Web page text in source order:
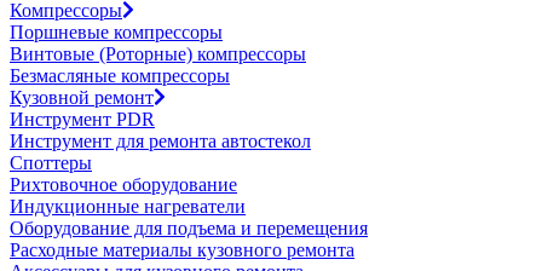
Компрессоры
Поршневые компрессоры
Винтовые (Роторные) компрессоры
Безмасляные компрессоры
Кузовной ремонт
Инструмент PDR
Инструмент для ремонта автостекол
Споттеры
Рихтовочное оборудование
Индукционные нагреватели
Оборудование для подъема и перемещения
Расходные материалы кузовного ремонта